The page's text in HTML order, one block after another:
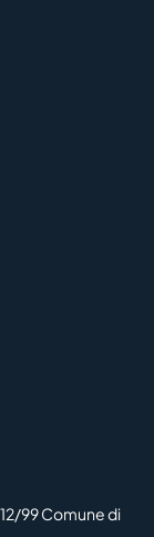
99 Comune di